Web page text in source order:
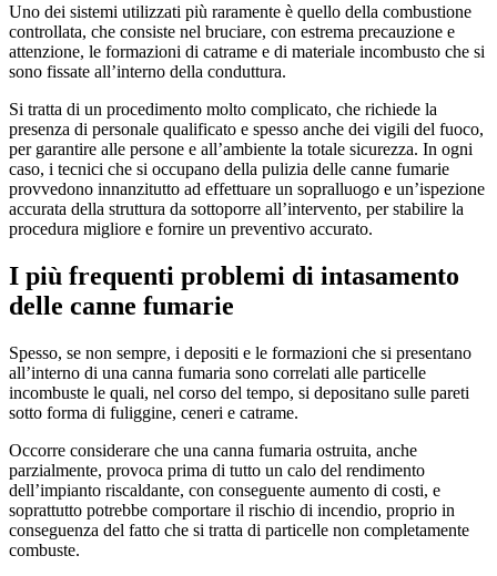
Uno dei sistemi utilizzati più raramente è quello della combustione
controllata, che consiste nel bruciare, con estrema precauzione e
attenzione, le formazioni di catrame e di materiale incombusto che si
sono fissate all’interno della conduttura.
Si tratta di un procedimento molto complicato, che richiede la
presenza di personale qualificato e spesso anche dei vigili del fuoco,
per garantire alle persone e all’ambiente la totale sicurezza. In ogni
caso, i tecnici che si occupano della pulizia delle canne fumarie
provvedono innanzitutto ad effettuare un sopralluogo e un’ispezione
accurata della struttura da sottoporre all’intervento, per stabilire la
procedura migliore e fornire un preventivo accurato.
I più frequenti problemi di intasamento
delle canne fumarie
Spesso, se non sempre, i depositi e le formazioni che si presentano
all’interno di una canna fumaria sono correlati alle particelle
incombuste le quali, nel corso del tempo, si depositano sulle pareti
sotto forma di fuliggine, ceneri e catrame.
Occorre considerare che una canna fumaria ostruita, anche
parzialmente, provoca prima di tutto un calo del rendimento
dell’impianto riscaldante, con conseguente aumento di costi, e
soprattutto potrebbe comportare il rischio di incendio, proprio in
conseguenza del fatto che si tratta di particelle non completamente
combuste.